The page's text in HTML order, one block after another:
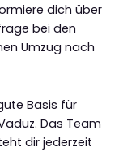
dich über
bei den
Umzug nach
Basis für
Das Team
dir jederzeit